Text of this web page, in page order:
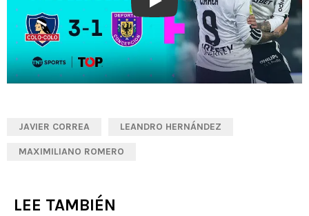
Play
JAVIER CORREA LEANDRO HERNÁNDEZ
MAXIMILIANO ROMERO
LEE TAMBIÉN